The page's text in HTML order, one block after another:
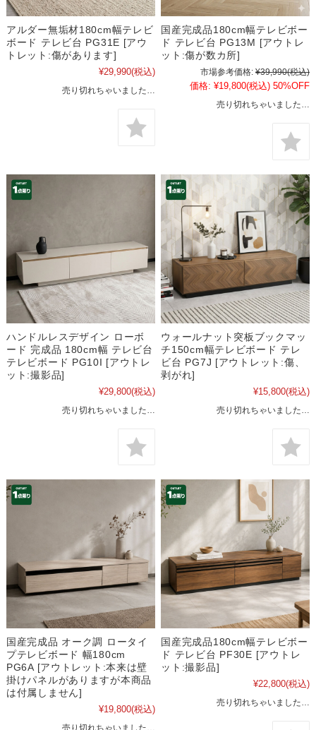
アルダー無垢材180cm幅テレビ
ボード テレビ台 PG31E [アウ
トレット:傷があります]
¥29,990(税込)
売り切れちゃいました…
国産完成品180cm幅テレビボー
ド テレビ台 PG13M [アウトレ
ット:傷が数カ所]
市場参考価格: ¥39,990(税込)
価格: ¥19,800(税込) 50%OFF
売り切れちゃいました…
ハンドルレスデザイン ローボ
ード 完成品 180cm幅 テレビ台
テレビボード PG10I [アウトレ
ット:撮影品]
¥29,800(税込)
売り切れちゃいました…
ウォールナット突板ブックマッ
チ150cm幅テレビボード テレ
ビ台 PG7J [アウトレット:傷、
剥がれ]
¥15,800(税込)
売り切れちゃいました…
国産完成品 オーク調 ロータイ
プテレビボード 幅180cm
PG6A [アウトレット:本来は壁
掛けパネルがありますが本商品
は付属しません]
¥19,800(税込)
売り切れちゃいました…
国産完成品180cm幅テレビボー
ド テレビ台 PF30E [アウトレ
ット:撮影品]
¥22,800(税込)
売り切れちゃいました…